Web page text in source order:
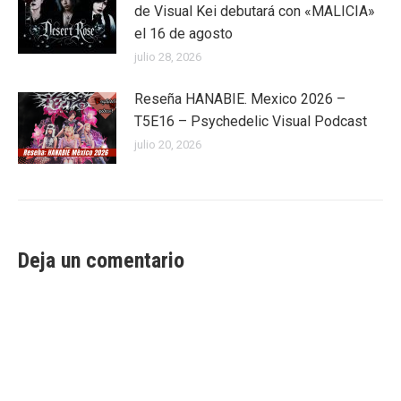
de Visual Kei debutará con «MALICIA»
el 16 de agosto
julio 28, 2026
Reseña HANABIE. Mexico 2026 –
T5E16 – Psychedelic Visual Podcast
julio 20, 2026
Deja un comentario